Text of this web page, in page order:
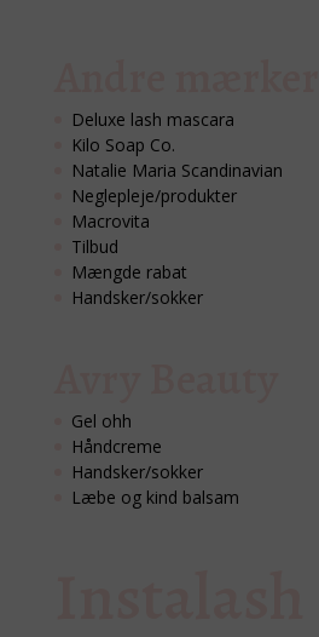
Deluxe lash mascara
Kilo Soap Co.
Natalie Maria Scandinavian
Neglepleje/produkter
Macrovita
Tilbud
Mængde rabat
Handsker/sokker
Gel ohh
Håndcreme
Handsker/sokker
Læbe og kind balsam